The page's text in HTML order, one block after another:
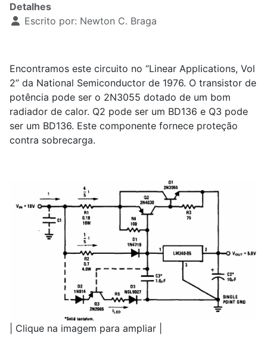
Detalhes
Escrito por: Newton C. Braga
Encontramos este circuito no “Linear Applications, Vol
2” da National Semiconductor de 1976. O transistor de
potência pode ser o 2N3055 dotado de um bom
radiador de calor. Q2 pode ser um BD136 e Q3 pode
ser um BD136. Este componente fornece proteção
contra sobrecarga.
| Clique na imagem para ampliar |